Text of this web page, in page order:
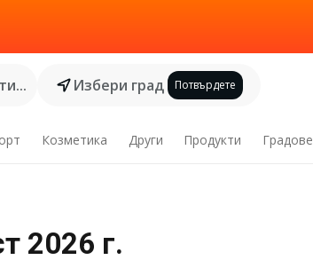
Избери град Потвърдете
Козметика Други Продукти Градове
2026 г.